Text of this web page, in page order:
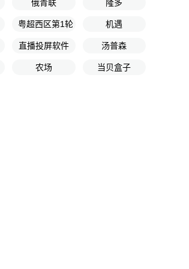
俄青联 隆多
粤超西区第1轮 机遇
直播投屏软件 汤普森
农场 当贝盒子